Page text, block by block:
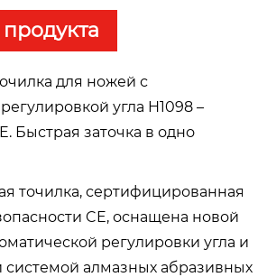
для ножей с
угла H1098 –
Быстрая заточка в одно
точилка, сертифицированная
CE, оснащена новой
регулировки угла и
системой алмазных абразивных